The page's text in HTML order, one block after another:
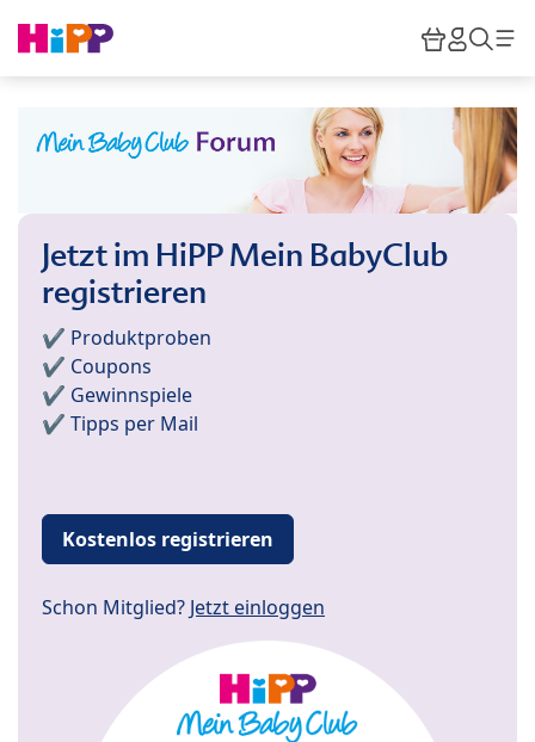
HiPP
Jetzt im HiPP Mein BabyClub
registrieren
✔️ Produktproben
✔️ Coupons
✔️ Gewinnspiele
✔️ Tipps per Mail
Kostenlos registrieren
Schon Mitglied? Jetzt einloggen